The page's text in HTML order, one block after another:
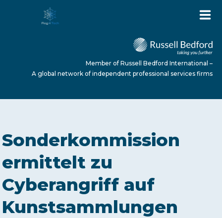
ABOUT US
SERVICES
NEWS
Member of Russell Bedford International –
A global network of independent professional services firms
Sonderkommission
ermittelt zu
Cyberangriff auf
Kunstsammlungen